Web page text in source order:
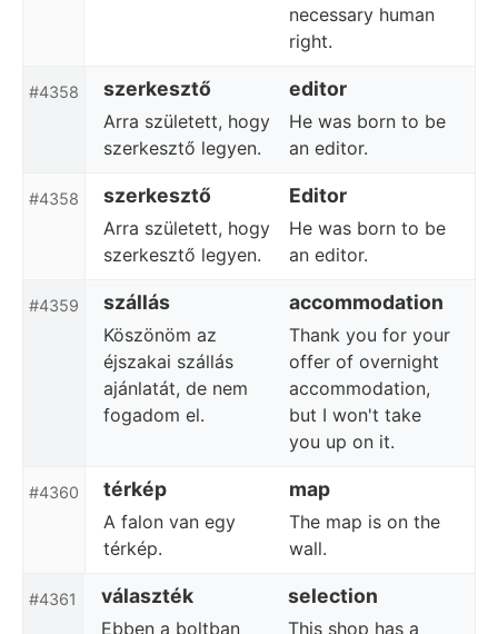
necessary human
right.
#4358 szerkesztő editor
Arra született, hogy
szerkesztő legyen.
He was born to be
an editor.
#4358 szerkesztő Editor
Arra született, hogy
szerkesztő legyen.
He was born to be
an editor.
#4359 szállás accommodation
Köszönöm az
éjszakai szállás
ajánlatát, de nem
fogadom el.
Thank you for your
offer of overnight
accommodation,
but I won't take
you up on it.
#4360 térkép map
A falon van egy
térkép.
The map is on the
wall.
#4361 választék selection
Ebben a boltban
This shop has a